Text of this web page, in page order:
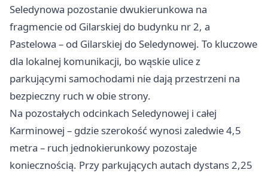
Seledynowa pozostanie dwukierunkowa na
fragmencie od Gilarskiej do budynku nr 2, a
Pastelowa – od Gilarskiej do Seledynowej. To kluczowe
dla lokalnej komunikacji, bo wąskie ulice z
parkującymi samochodami nie dają przestrzeni na
bezpieczny ruch w obie strony.
Na pozostałych odcinkach Seledynowej i całej
Karminowej – gdzie szerokość wynosi zaledwie 4,5
metra – ruch jednokierunkowy pozostaje
koniecznością. Przy parkujących autach dystans 2,25